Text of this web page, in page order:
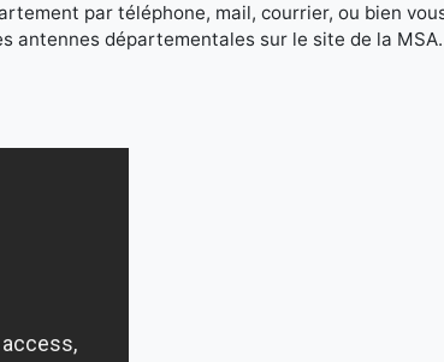
par téléphone, mail, courrier, ou bien
antennes départementales sur le site de la MSA.